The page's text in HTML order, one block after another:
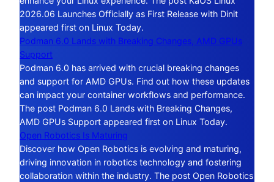
2026.06 Launches Officially as First Release with Dinit
appeared first on Linux Today.
Podman 6.0 Lands with Breaking Changes, AMD GPUs
Support
Podman 6.0 has arrived with crucial breaking changes
and support for AMD GPUs. Find out how these updates
can impact your container workflows and performance.
The post Podman 6.0 Lands with Breaking Changes,
AMD GPUs Support appeared first on Linux Today.
Open Robotics Is Maturing
Discover how Open Robotics is evolving and maturing,
driving innovation in robotics technology and fostering
collaboration within the industry. The post Open Robotics